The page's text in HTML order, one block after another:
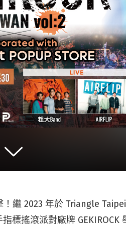
繼 2023 年於 Triangle
標搖滾派對廠牌 GEKIROCK